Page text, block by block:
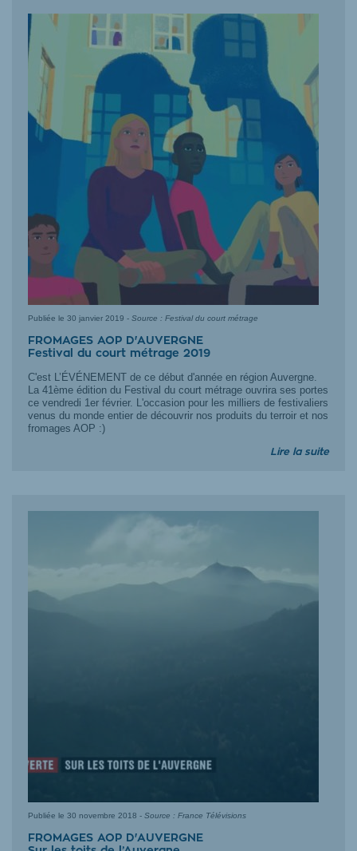
Publiée le 30 janvier 2019 - Source : Festival du court métrage
FROMAGES AOP D'AUVERGNE
Festival du court métrage 2019
C'est L’ÉVÉNEMENT de ce début d'année en région Auvergne.
La 41ème édition du Festival du court métrage ouvrira ses portes
ce vendredi 1er février. L'occasion pour les milliers de festivaliers
venus du monde entier de découvrir nos produits du terroir et nos
fromages AOP :)
Lire la suite
Publiée le 30 novembre 2018 - Source : France Télévisions
FROMAGES AOP D'AUVERGNE